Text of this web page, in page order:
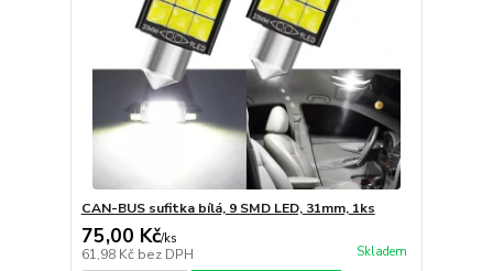
CAN-BUS sufitka bílá, 9 SMD LED, 31mm, 1ks
75,00 Kč/ks
61,98 Kč bez DPH Skladem